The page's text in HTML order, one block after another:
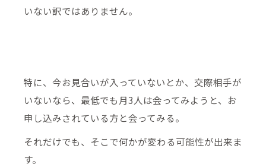
いない訳ではありません。
特に、今お見合いが入っていないとか、交際相手が
いないなら、最低でも月3人は会ってみようと、お
申し込みされている方と会ってみる。
それだけでも、そこで何かが変わる可能性が出来ま
す。